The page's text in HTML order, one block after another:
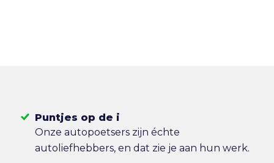
Puntjes op de i
Onze autopoetsers zijn échte
autoliefhebbers, en dat zie je aan hun werk.